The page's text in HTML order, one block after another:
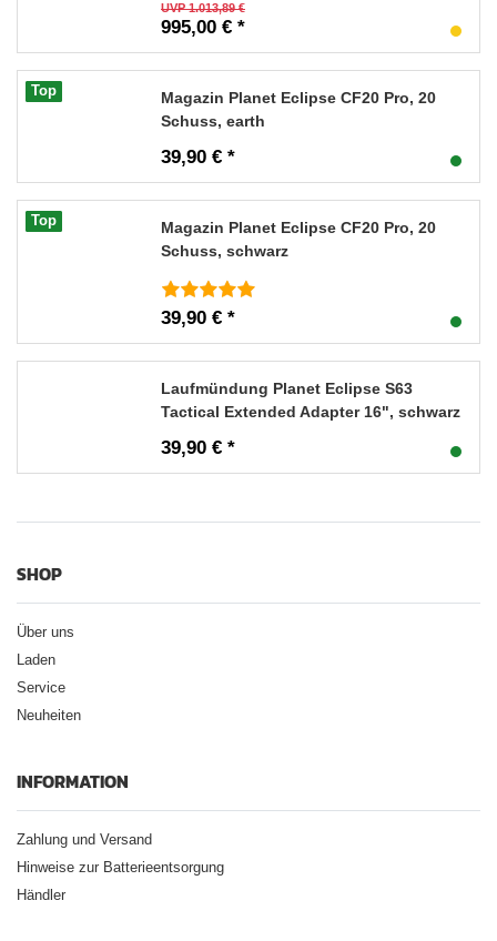
UVP 1.013,89 €
995,00 € *
Top
Magazin Planet Eclipse CF20 Pro, 20
Schuss, earth
39,90 € *
Top
Magazin Planet Eclipse CF20 Pro, 20
Schuss, schwarz
39,90 € *
Laufmündung Planet Eclipse S63
Tactical Extended Adapter 16", schwarz
39,90 € *
SHOP
Über uns
Laden
Service
Neuheiten
INFORMATION
Zahlung und Versand
Hinweise zur Batterieentsorgung
Händler